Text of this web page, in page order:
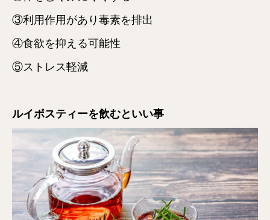
③利用作用があり毒素を排出
④食欲を抑える可能性
⑤ストレス軽減
ルイボスティーを飲むといい事